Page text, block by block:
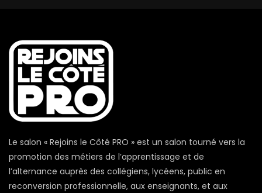
Le salon « Rejoins le Côté PRO » est un salon tourné vers la
promotion des métiers de l’apprentissage et de
l’alternance auprès des collégiens, lycéens, public en
reconversion professionnelle, aux enseignants, et aux